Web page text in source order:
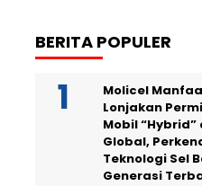
BERITA POPULER
Molicel
Lonjakan
Mobil “Hybrid”
Global,
Teknologi Sel
Generasi